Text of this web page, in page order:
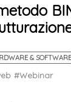
& SOFTWARE
#Webinar